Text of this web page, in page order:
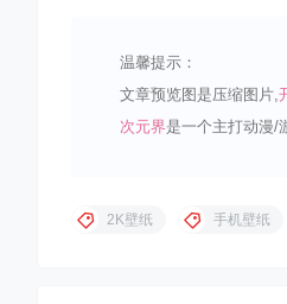
温馨提示：
文章预览图是压缩图片,
次元界是一个主打动漫/
2K壁纸 手机壁纸